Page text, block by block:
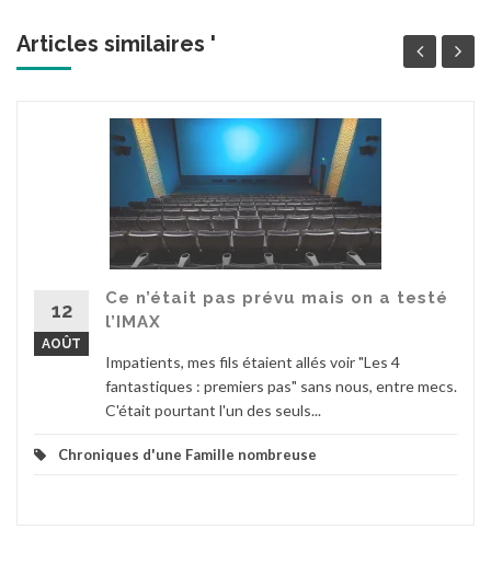
Articles similaires '
12
AOÛT
Ce n’était pas prévu mais on a testé
l’IMAX
Impatients, mes fils étaient allés voir "Les 4
fantastiques : premiers pas" sans nous, entre mecs.
C'était pourtant l'un des seuls...
Chroniques d'une Famille nombreuse